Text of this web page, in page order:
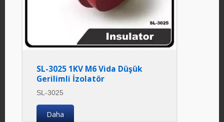
SL-3025 1KV M6 Vida Düşük
Gerilimli İzolatör
SL-3025
Daha